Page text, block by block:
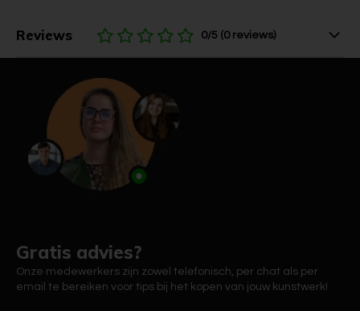
Reviews 0/5 (0 reviews)
Gratis advies?
Onze medewerkers zijn zowel telefonisch, per chat als per
email te bereiken voor tips bij het kopen van jouw kunstwerk!